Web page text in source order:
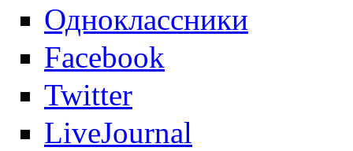
Одноклассники
Facebook
Twitter
LiveJournal